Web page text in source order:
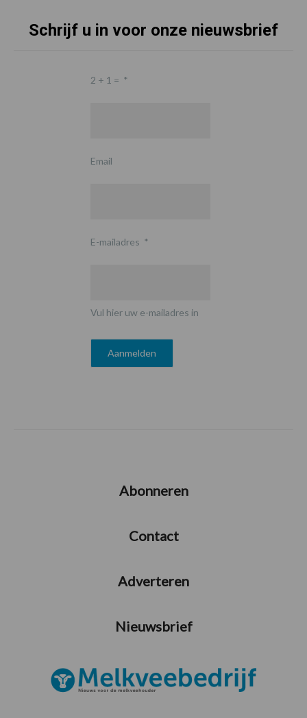
Schrijf u in voor onze nieuwsbrief
2 + 1 = *
Email
E-mailadres *
Vul hier uw e-mailadres in
Abonneren
Contact
Adverteren
Nieuwsbrief